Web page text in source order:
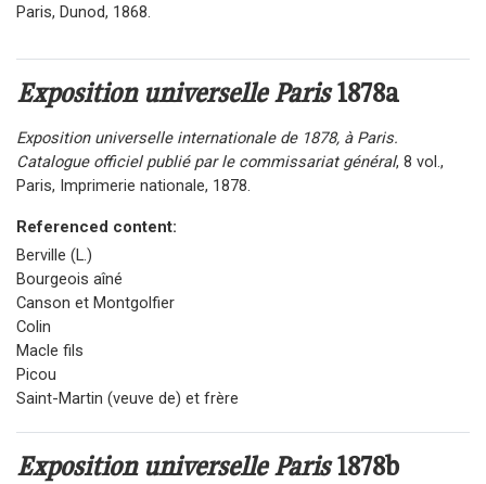
Paris, Dunod, 1868.
Exposition universelle Paris1878a
Exposition universelle internationale de 1878, à Paris.
Catalogue officiel publié par le commissariat général, 8 vol.,
Paris, Imprimerie nationale, 1878.
Referenced content:
Berville (L.)
Bourgeois aîné
Canson et Montgolfier
Colin
Macle fils
Picou
Saint-Martin (veuve de) et frère
Exposition universelle Paris1878b